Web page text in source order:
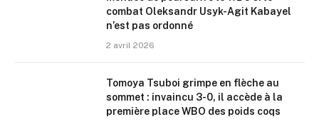
combat Oleksandr Usyk-Agit Kabayel
n’est pas ordonné
2 avril 2026
Tomoya Tsuboi grimpe en flèche au
sommet : invaincu 3-0, il accède à la
première place WBO des poids coqs